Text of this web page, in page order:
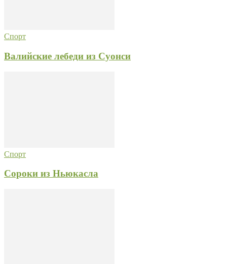
Спорт
Валийские лебеди из Суонси
Спорт
Сороки из Ньюкасла